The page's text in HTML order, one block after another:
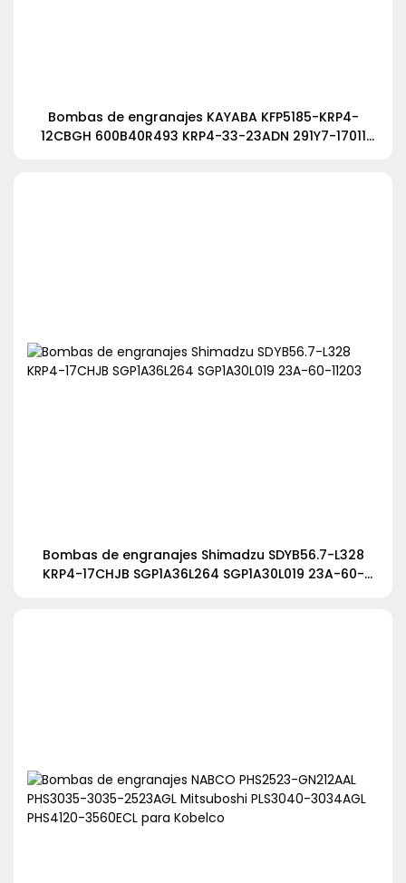
Bombas de engranajes KAYABA KFP5185-KRP4-
12CBGH 600B40R493 KRP4-33-23ADN 291Y7-17011
Bombas de engranajes Shimadzu SDYB56.7-L328
KRP4-17CHJB SGP1A36L264 SGP1A30L019 23A-60-